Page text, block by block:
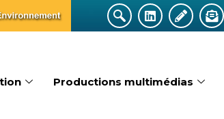
Productions multimédias